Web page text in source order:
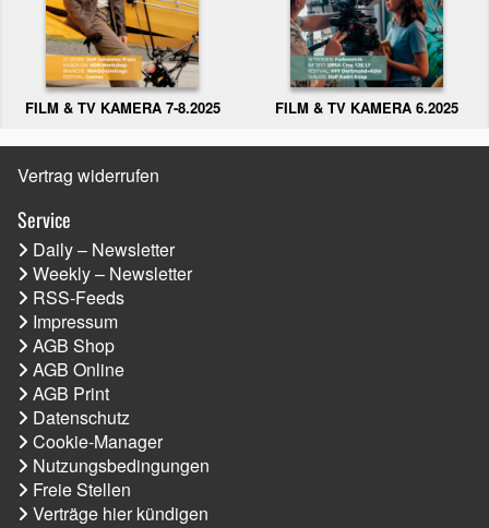
FILM & TV KAMERA 7-8.2025 FILM & TV KAMERA 6.2025
Vertrag widerrufen
Service
Daily – Newsletter
Weekly – Newsletter
RSS-Feeds
Impressum
AGB Shop
AGB Online
AGB Print
Datenschutz
Cookie-Manager
Nutzungsbedingungen
Freie Stellen
Verträge hier kündigen